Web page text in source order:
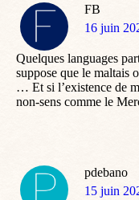
FB
dit
16 juin
Quelques languages
suppose que le maltais
… Et si l’existence de
non-sens comme le
pdebano
dit
15 juin